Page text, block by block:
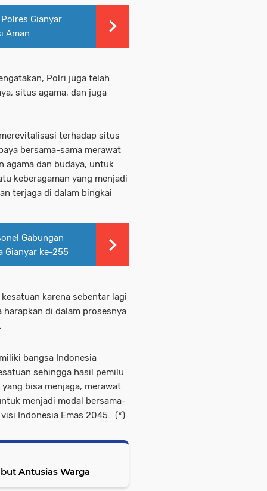
Gianyar
Aman
Polri juga telah
situs agama, dan juga
terhadap situs
bersama-sama merawat
agama dan budaya, untuk
keberagaman yang menjadi
terjaga di dalam bingkai
Gabungan
Gianyar ke-255
karena sebentar lagi
di dalam prosesnya
bangsa Indonesia
sehingga hasil pemilu
bisa menjaga, merawat
menjadi modal bersama-
Indonesia Emas 2045. (*)
Antusias Warga